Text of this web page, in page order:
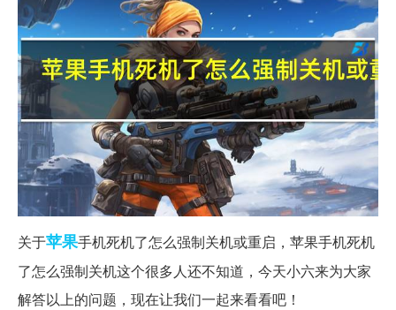
关于苹果手机死机了怎么强制关机或重启，苹果手机死机
了怎么强制关机这个很多人还不知道，今天小六来为大家
解答以上的问题，现在让我们一起来看看吧！